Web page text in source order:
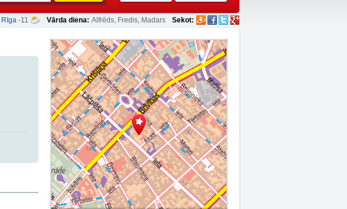
Rīga -11 Vārda diena: Alfrēds, Fredis, Madars Sekot: